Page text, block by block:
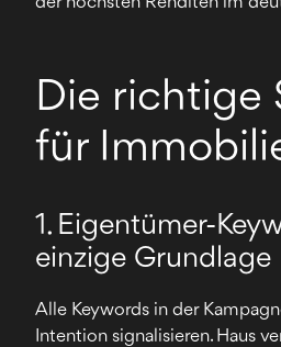
Die richtige
für
1. Eigentümer-
einzige Grundlage
Alle Keywords in der
Intention signalisieren. Haus